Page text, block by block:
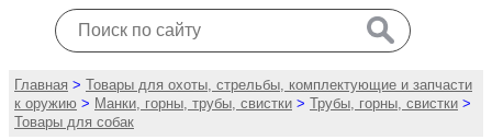
Главная > Товары для охоты, стрельбы, комплектующие и запчасти
к оружию > Манки, горны, трубы, свистки > Трубы, горны, свистки >
Товары для собак